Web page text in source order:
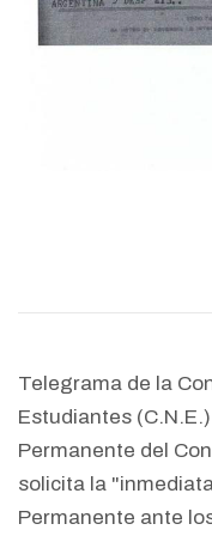
Telegrama de la
Estudiantes
Permanente del
solicita la
Permanente ante